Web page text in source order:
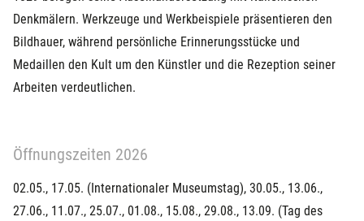
Denkmälern. Werkzeuge und Werkbeispiele präsentieren den
Bildhauer, während persönliche Erinnerungsstücke und
Medaillen den Kult um den Künstler und die Rezeption seiner
Arbeiten verdeutlichen.
Öffnungszeiten 2026
02.05., 17.05. (Internationaler Museumstag), 30.05., 13.06.,
27.06., 11.07., 25.07., 01.08., 15.08., 29.08., 13.09. (Tag des